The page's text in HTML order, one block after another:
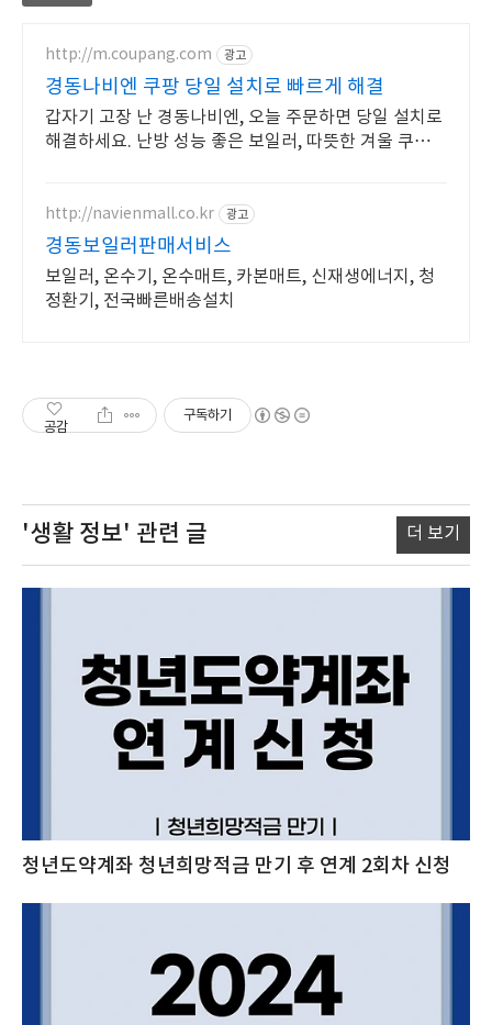
http://m.coupang.com 광고
경동나비엔 쿠팡 당일 설치로 빠르게 해결
갑자기 고장 난 경동나비엔, 오늘 주문하면 당일 설치로
해결하세요. 난방 성능 좋은 보일러, 따뜻한 겨울 쿠팡에
http://navienmall.co.kr 광고
경동보일러판매서비스
보일러, 온수기, 온수매트, 카본매트, 신재생에너지, 청
정환기, 전국빠른배송설치
공감
구독하기
'생활 정보' 관련 글 더 보기
청년도약계좌 청년희망적금 만기 후 연계 2회차 신청